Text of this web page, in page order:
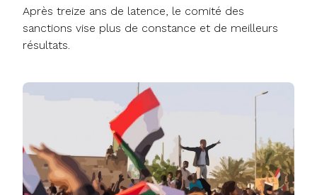
Après treize ans de latence, le comité des
sanctions vise plus de constance et de meilleurs
résultats.